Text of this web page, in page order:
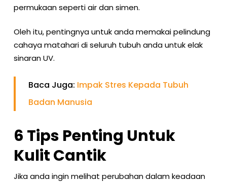
permukaan seperti air dan simen.
Oleh itu, pentingnya untuk anda memakai pelindung
cahaya matahari di seluruh tubuh anda untuk elak
sinaran UV.
Baca Juga: Impak Stres Kepada Tubuh
Badan Manusia
6 Tips Penting Untuk
Kulit Cantik
Jika anda ingin melihat perubahan dalam keadaan